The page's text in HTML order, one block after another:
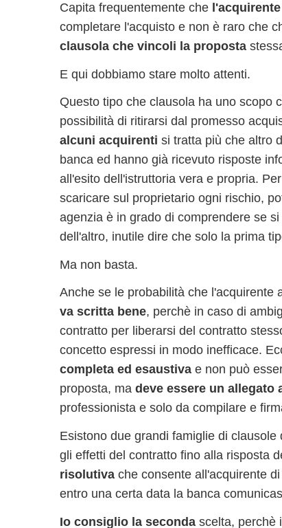
Capita frequentemente che
completare l'acquisto e non è raro che
clausola che vincoli la proposta
E qui dobbiamo stare molto attenti.
Questo tipo che clausola ha uno scopo
possibilità di ritirarsi dal promesso
alcuni acquirenti si tratta più che altro
banca ed hanno già ricevuto risposte
all'esito dell'istruttoria vera e propria.
scaricare sul proprietario ogni rischio,
agenzia è in grado di comprendere se
dell'altro, inutile dire che solo la prima
Ma non basta.
Anche se le probabilità che l'acquirente
va scritta bene, perchè in caso di
contratto per liberarsi del contratto
concetto espressi in modo inefficace.
completa ed esaustiva e non può
proposta, ma deve essere un allegato
professionista e solo da compilare e
Esistono due grandi famiglie di clausole
gli effetti del contratto fino alla risposta
risolutiva che consente all'acquirente
entro una certa data la banca
Io consiglio la seconda scelta, perchè